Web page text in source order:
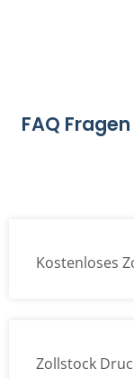
FAQ
Kostenloses
Zollstock